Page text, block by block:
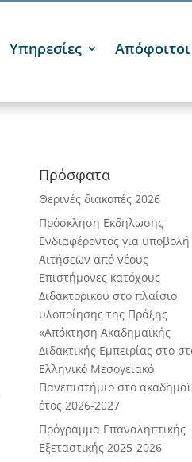
Υπηρεσίες Απόφοιτοι
Πρόσφατα
Θερινές διακοπές 2026
Πρόσκληση Εκδήλωσης
Ενδιαφέροντος για υποβολή
Αιτήσεων από νέους
Επιστήμονες κατόχους
Διδακτορικού στο πλαίσιο
υλοποίησης της Πράξης
«Απόκτηση Ακαδημαϊκής
Διδακτικής Εμπειρίας στο
Ελληνικό Μεσογειακό
Πανεπιστήμιο στο
έτος 2026-2027
Πρόγραμμα Επαναληπτικής
Εξεταστικής 2025-2026